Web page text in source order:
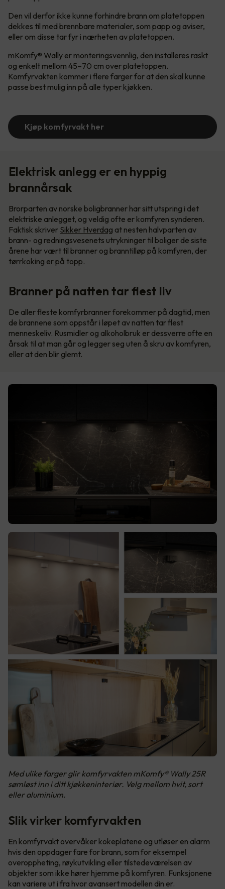
Den vil derfor ikke kunne forhindre brann om platetoppen
dekkes til med brennbare materialer, som papp og aviser,
eller om disse tar fyr i nærheten av platetoppen.
mKomfy® Wally er monteringsvennlig, den installeres raskt
og enkelt mellom 45–70 cm over platetoppen.
Komfyrvakten kommer i flere farger for at den skal kunne
passe best mulig inn på alle typer kjøkken.
Kjøp komfyrvakt her
Elektrisk anlegg er en hyppig
brannårsak
Brorparten av norske boligbranner har sitt utspring i det
elektriske anlegget, og veldig ofte er komfyren synderen.
Faktisk skriver Sikker Hverdag at nesten halvparten av
brann- og redningsvesenets utrykninger til boliger de siste
årene har vært til branner og branntilløp på komfyren, der
tørrkoking er på topp.
Branner på natten tar flest liv
De aller fleste komfyrbranner forekommer på dagtid, men
de brannene som oppstår i løpet av natten tar flest
menneskeliv. Rusmidler og alkoholbruk er dessverre ofte en
årsak til at man går og legger seg uten å skru av komfyren,
eller at den blir glemt.
Med ulike farger glir komfyrvakten mKomfy® Wally 25R
sømløst inn i ditt kjøkkeninteriør. Velg mellom hvit, sort
eller aluminium.
Slik virker komfyrvakten
En komfyrvakt overvåker kokeplatene og utløser en alarm
hvis den oppdager fare for brann, som for eksempel
overoppheting, røykutvikling eller tilstedeværelsen av
objekter som ikke hører hjemme på komfyren. Funksjonene
kan variere ut i fra hvor avansert modellen din er.